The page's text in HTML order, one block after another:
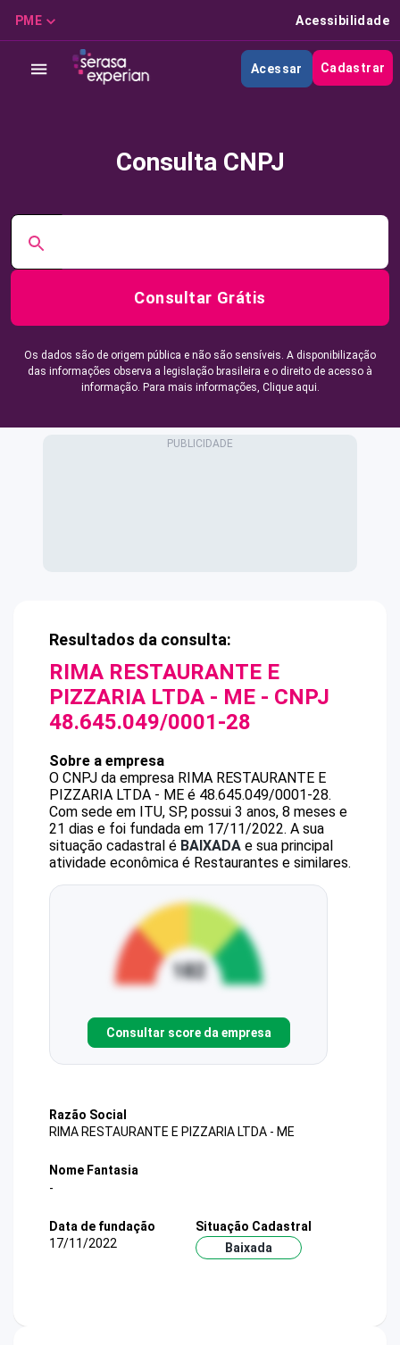
PME Acessibilidade
Acessar Cadastrar
Consulta CNPJ
Consultar Grátis
Os dados são de origem pública e não são sensíveis. A disponibilização
das informações observa a legislação brasileira e o direito de acesso à
informação. Para mais informações, Clique aqui.
Resultados da consulta:
RIMA RESTAURANTE E
PIZZARIA LTDA - ME - CNPJ
48.645.049/0001-28
Sobre a empresa
O CNPJ da empresa RIMA RESTAURANTE E
PIZZARIA LTDA - ME é 48.645.049/0001-28.
Com sede em ITU, SP, possui 3 anos, 8 meses e
21 dias e foi fundada em 17/11/2022. A sua
situação cadastral é BAIXADA e sua principal
atividade econômica é Restaurantes e similares.
Consultar score da empresa
Razão Social
RIMA RESTAURANTE E PIZZARIA LTDA - ME
Nome Fantasia
-
Data de fundação
17/11/2022
Situação Cadastral
Baixada